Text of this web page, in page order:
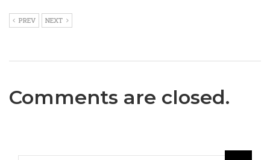
PREV NEXT
Comments are closed.